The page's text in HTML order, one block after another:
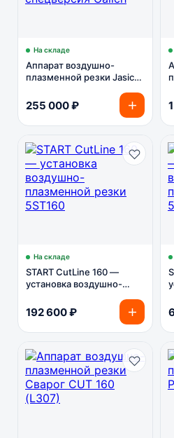
На складе
Аппарат воздушно-
плазменной резки Jasic
NHF — спецверсия Galich
255 000 ₽
На складе
START CutLine 160 —
установка воздушно-
192 600 ₽